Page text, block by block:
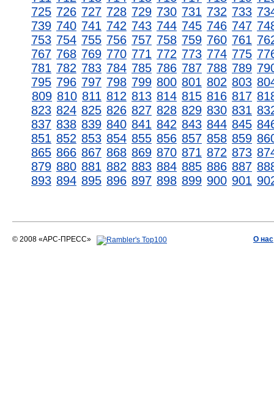
725 726 727 728 729 730 731 732 733
739 740 741 742 743 744 745 746 747
753 754 755 756 757 758 759 760 761
767 768 769 770 771 772 773 774 775
781 782 783 784 785 786 787 788 789
795 796 797 798 799 800 801 802 803
809 810 811 812 813 814 815 816 817
823 824 825 826 827 828 829 830 831
837 838 839 840 841 842 843 844 845
851 852 853 854 855 856 857 858 859
865 866 867 868 869 870 871 872 873
879 880 881 882 883 884 885 886 887
893 894 895 896 897 898 899 900 901
© 2008 «АРС-ПРЕСС» О нас